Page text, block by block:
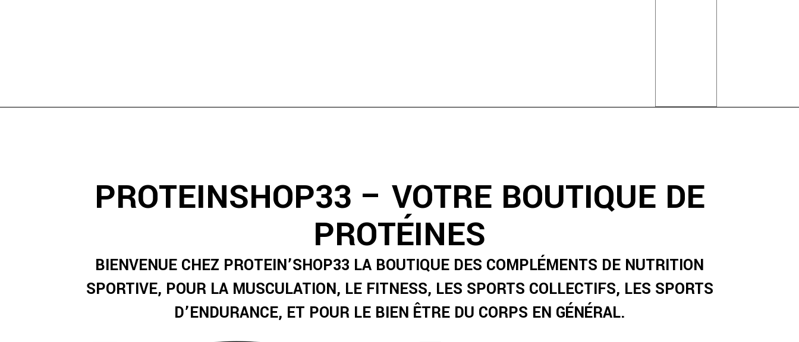
PROTEINSHOP33 – VOTRE BOUTIQUE DE
PROTÉINES
BIENVENUE CHEZ PROTEIN’SHOP33 LA BOUTIQUE DES COMPLÉMENTS DE NUTRITION
SPORTIVE, POUR LA MUSCULATION, LE FITNESS, LES SPORTS COLLECTIFS, LES SPORTS
D’ENDURANCE, ET POUR LE BIEN ÊTRE DU CORPS EN GÉNÉRAL.